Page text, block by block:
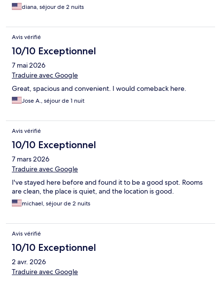
diana, séjour de 2 nuits
Avis vérifié
10/10 Exceptionnel
7 mai 2026
Traduire avec Google
Great, spacious and convenient. I would comeback here.
Jose A., séjour de 1 nuit
Avis vérifié
10/10 Exceptionnel
7 mars 2026
Traduire avec Google
I've stayed here before and found it to be a good spot. Rooms
are clean, the place is quiet, and the location is good.
michael, séjour de 2 nuits
Avis vérifié
10/10 Exceptionnel
2 avr. 2026
Traduire avec Google